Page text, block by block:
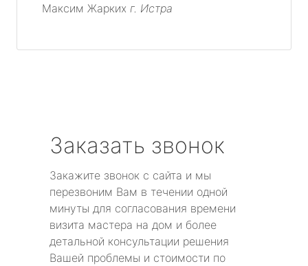
Максим Жарких г. Истра
Заказать звонок
Закажите звонок с сайта и мы
перезвоним Вам в течении одной
минуты для согласования времени
визита мастера на дом и более
детальной консультации решения
Вашей проблемы и стоимости по